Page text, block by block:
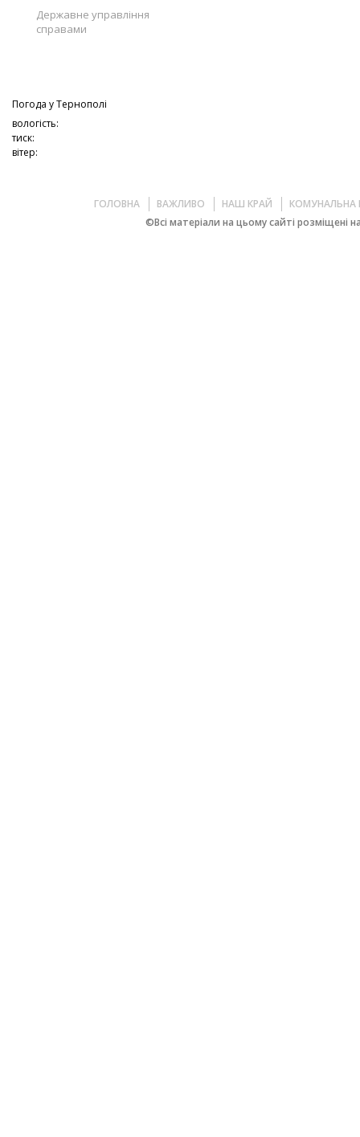
Державне управління
справами
Погода уТернополі
вологість:
тиск:
вітер:
ГОЛОВНА ВАЖЛИВО НАШ КРАЙ
КОМУНАЛЬНА
©Всі матеріали на цьому сайті розміщені